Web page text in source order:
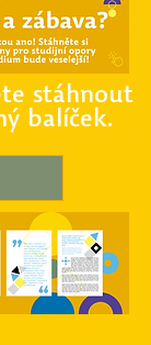
stáhnout
balíček.